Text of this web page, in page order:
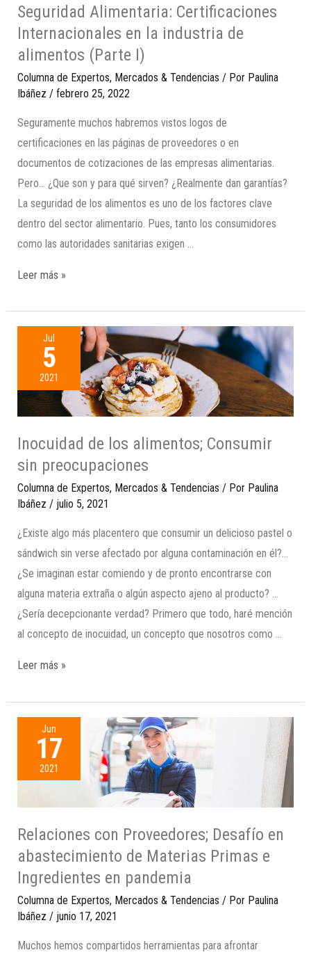
Seguridad Alimentaria: Certificaciones
Internacionales en la industria de
alimentos (Parte I)
Columna de Expertos, Mercados & Tendencias / Por Paulina
Ibáñez / febrero 25, 2022
Seguramente muchos habremos vistos logos de
certificaciones en las páginas de proveedores o en
documentos de cotizaciones de las empresas alimentarias.
Pero… ¿Que son y para qué sirven? ¿Realmente dan garantías?
La seguridad de los alimentos es uno de los factores clave
dentro del sector alimentario. Pues, tanto los consumidores
como las autoridades sanitarias exigen …
Leer más »
Jul
5
2021
Inocuidad de los alimentos; Consumir
sin preocupaciones
Columna de Expertos, Mercados & Tendencias / Por Paulina
Ibáñez / julio 5, 2021
¿Existe algo más placentero que consumir un delicioso pastel o
sándwich sin verse afectado por alguna contaminación en él?…
¿Se imaginan estar comiendo y de pronto encontrarse con
alguna materia extraña o algún aspecto ajeno al producto? …
¿Sería decepcionante verdad? Primero que todo, haré mención
al concepto de inocuidad, un concepto que nosotros como …
Leer más »
Jun
17
2021
Relaciones con Proveedores; Desafío en
abastecimiento de Materias Primas e
Ingredientes en pandemia
Columna de Expertos, Mercados & Tendencias / Por Paulina
Ibáñez / junio 17, 2021
Muchos hemos compartidos herramientas para afrontar